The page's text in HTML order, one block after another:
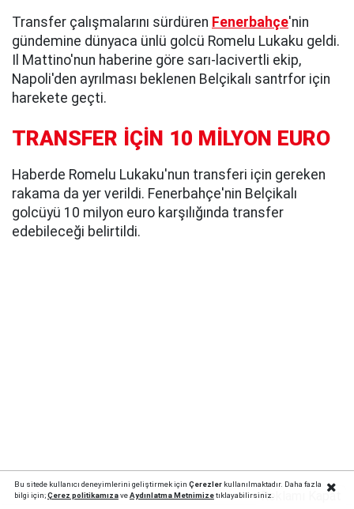
Transfer çalışmalarını sürdüren Fenerbahçe'nin
gündemine dünyaca ünlü golcü Romelu Lukaku geldi.
Il Mattino'nun haberine göre sarı-lacivertli ekip,
Napoli'den ayrılması beklenen Belçikalı santrfor için
harekete geçti.
TRANSFER İÇİN 10 MİLYON EURO
Haberde Romelu Lukaku'nun transferi için gereken
rakama da yer verildi. Fenerbahçe'nin Belçikalı
golcüyü 10 milyon euro karşılığında transfer
edebileceği belirtildi.
Bu sitede kullanıcı deneyimlerini geliştirmek için Çerezlerkullanılmaktadır. Daha fazla
bilgi için;Çerez politikamızaveAydınlatma Metnimizetıklayabilirsiniz.Reklamı Kapat